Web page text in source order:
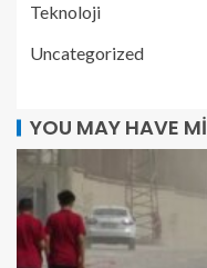
Teknoloji
Uncategorized
YOU MAY HAVE